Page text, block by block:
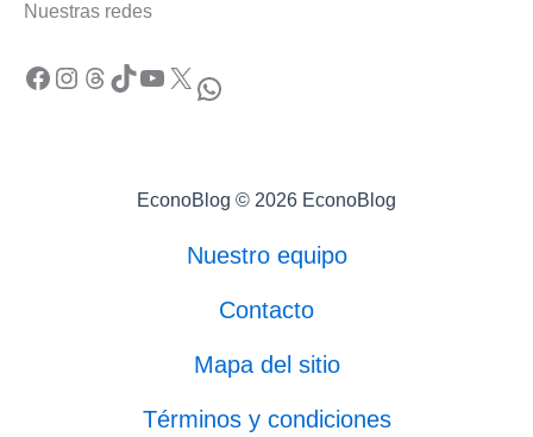
Nuestras redes
Facebook Instagram Threads TikTok YouTube X WhatsApp
EconoBlog © 2026 EconoBlog
Nuestro equipo
Contacto
Mapa del sitio
Términos y condiciones